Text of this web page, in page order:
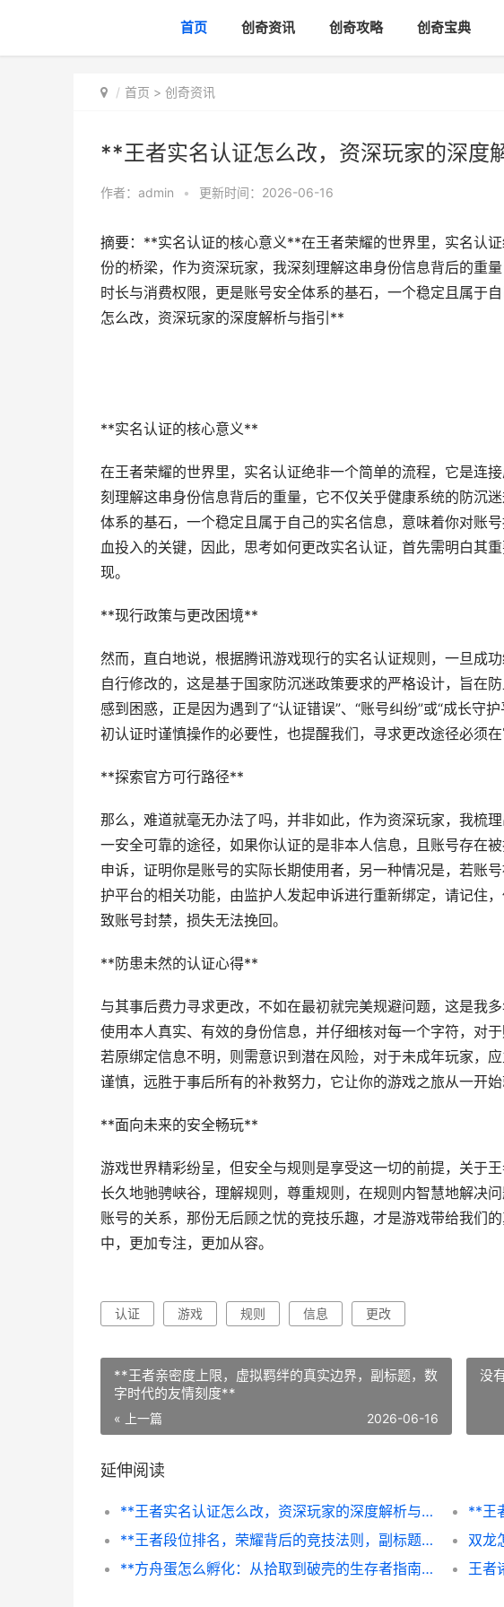
首页 创奇资讯 创奇攻略 创奇宝典
首页 > 创奇资讯
**王者实名认证怎么改，资深玩家的深度
作者： admin • 更新时间：2026-06-16
摘要：**实名认证的核心意义**在王者荣耀的世界里，实名认
份的桥梁，作为资深玩家，我深刻理解这串身份信息背后的重
时长与消费权限，更是账号安全体系的基石，一个稳定且属于
怎么改，资深玩家的深度解析与指引**
**实名认证的核心意义**
在王者荣耀的世界里，实名认证绝非一个简单的流程，它是连
刻理解这串身份信息背后的重量，它不仅关乎健康系统的防沉
体系的基石，一个稳定且属于自己的实名信息，意味着你对账
血投入的关键，因此，思考如何更改实名认证，首先需明白其
现。
**现行政策与更改困境**
然而，直白地说，根据腾讯游戏现行的实名认证规则，一旦成
自行修改的，这是基于国家防沉迷政策要求的严格设计，旨在
感到困惑，正是因为遇到了“认证错误”、“账号纠纷”或“成长守
初认证时谨慎操作的必要性，也提醒我们，寻求更改途径必须在
**探索官方可行路径**
那么，难道就毫无办法了吗，并非如此，作为资深玩家，我梳
一安全可靠的途径，如果你认证的是非本人信息，且账号存在
申诉，证明你是账号的实际长期使用者，另一种情况是，若账
护平台的相关功能，由监护人发起申诉进行重新绑定，请记住
致账号封禁，损失无法挽回。
**防患未然的认证心得**
与其事后费力寻求更改，不如在最初就完美规避问题，这是我
使用本人真实、有效的身份信息，并仔细核对每一个字符，对
若原绑定信息不明，则需意识到潜在风险，对于未成年玩家，
谨慎，远胜于事后所有的补救努力，它让你的游戏之旅从一开始
**面向未来的安全畅玩**
游戏世界精彩纷呈，但安全与规则是享受这一切的前提，关于
长久地驰骋峡谷，理解规则，尊重规则，在规则内智慧地解决
账号的关系，那份无后顾之忧的竞技乐趣，才是游戏带给我们
中，更加专注，更加从容。
认证 游戏 规则 信息 更改
**王者亲密度上限，虚拟羁绊的真实边界，副标题，数
字时代的友情刻度**
« 上一篇 2026-06-16
没
延伸阅读
**王者实名认证怎么改，资深玩家的深度解析与指引**
**王者段位排名，荣耀背后的竞技法则，副标题，攀登天梯的智慧与心路**
双龙
**方舟蛋怎么孵化：从拾取到破壳的生存者指南 副标题：温度与耐心的博弈**
王者